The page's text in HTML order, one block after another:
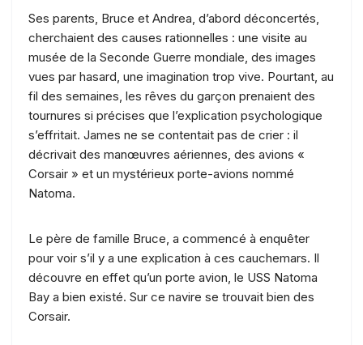
Ses parents, Bruce et Andrea, d’abord déconcertés,
cherchaient des causes rationnelles : une visite au
musée de la Seconde Guerre mondiale, des images
vues par hasard, une imagination trop vive. Pourtant, au
fil des semaines, les rêves du garçon prenaient des
tournures si précises que l’explication psychologique
s’effritait. James ne se contentait pas de crier : il
décrivait des manœuvres aériennes, des avions «
Corsair » et un mystérieux porte-avions nommé
Natoma.
Le père de famille Bruce, a commencé à enquêter
pour voir s’il y a une explication à ces cauchemars. Il
découvre en effet qu’un porte avion, le USS Natoma
Bay a bien existé. Sur ce navire se trouvait bien des
Corsair.